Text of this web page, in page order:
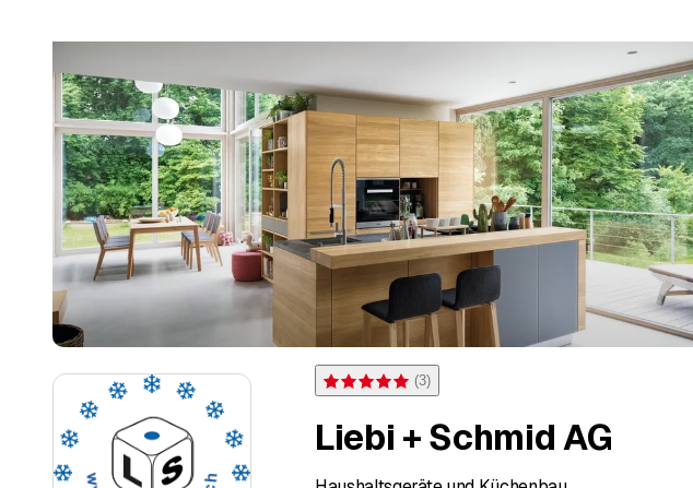
Bewertung 5 von 5 Sternen bei 3 Bewertungen
(3)
Liebi + Schmid AG